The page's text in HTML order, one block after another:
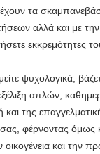
τα
αλλά και με την
εκκρεμότητες
ψυχολογικά,
απλών,
της
φέρνοντας όμως
και την